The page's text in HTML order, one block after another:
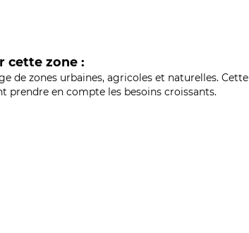
cette zone :
de zones urbaines, agricoles et naturelles. Cette
en compte les besoins croissants.